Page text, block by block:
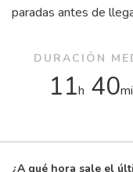
paradas antes de
DURACIÓN
11h 40
¿A qué hora sale el